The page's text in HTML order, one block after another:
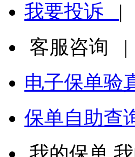
我要投诉 |
客服咨询 |
电子保单验
保单自助查